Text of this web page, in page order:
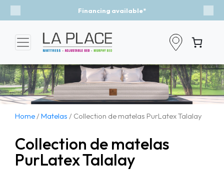
Event - A Breath of Fresh Air
Previous
Home / Matelas / Collection de matelas PurLatex Talalay
Collection de matelas
PurLatex Talalay